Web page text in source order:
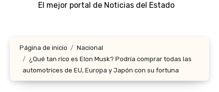
El mejor portal de Noticias del Estado
Página de inicio
Nacional
¿Qué tan rico es Elon Musk? Podría comprar todas las
automotrices de EU, Europa y Japón con su fortuna